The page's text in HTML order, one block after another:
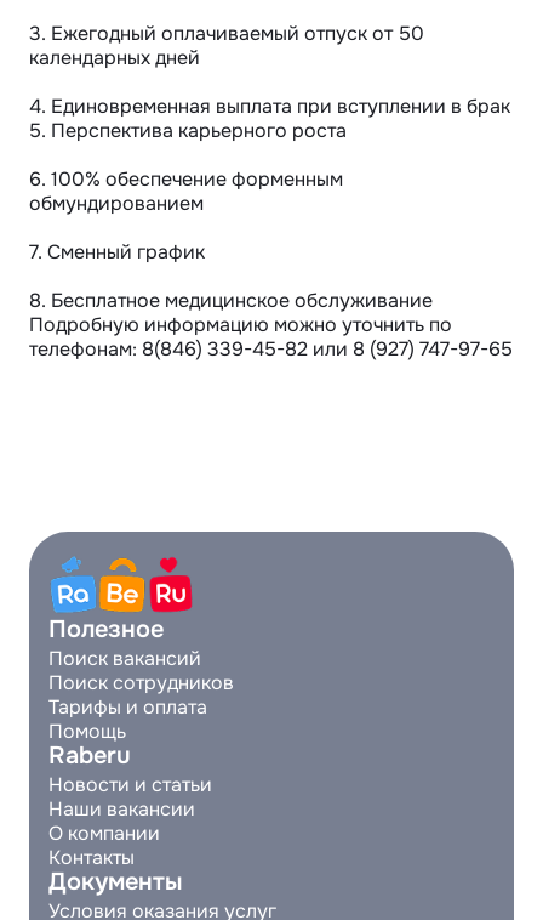
3. Ежегодный оплачиваемый отпуск от 50
календарных дней
4. Единовременная выплата при вступлении в брак
5. Перспектива карьерного роста
6. 100% обеспечение форменным
обмундированием
7. Сменный график
8. Бесплатное медицинское обслуживание
Подробную информацию можно уточнить по
телефонам: 8(846) 339-45-82 или 8 (927) 747-97-65
Полезное
Поиск вакансий
Поиск сотрудников
Тарифы и оплата
Помощь
Raberu
Новости и статьи
Наши вакансии
О компании
Контакты
Документы
Условия оказания услуг